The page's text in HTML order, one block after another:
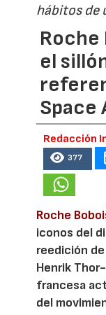
hábitos de
Roche
el
Space
Redacción
377
Roche
iconos del
reedición
Henrik
francesa
del